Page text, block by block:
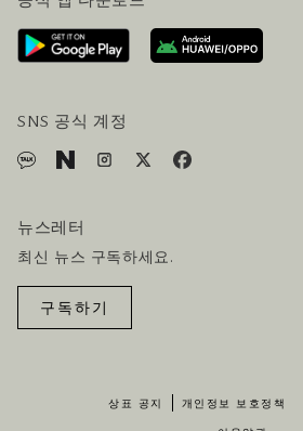
방문 계획
오시는길
방문객 서비스
SNS 공식 계정
뉴스레터
최신 뉴스 구독하세요.
구독하기
상표 공지 개인정보 보호정책